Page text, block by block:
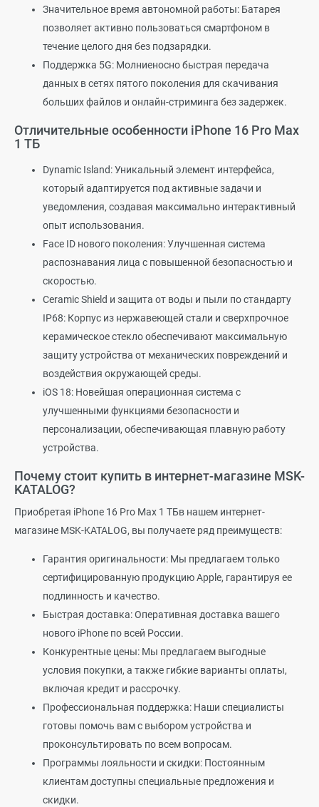
Значительное время автономной работы: Батарея
позволяет активно пользоваться смартфоном в
течение целого дня без подзарядки.
Поддержка 5G: Молниеносно быстрая передача
данных в сетях пятого поколения для скачивания
больших файлов и онлайн-стриминга без задержек.
Отличительные особенности iPhone 16 Pro Max
1 ТБ
Dynamic Island: Уникальный элемент интерфейса,
который адаптируется под активные задачи и
уведомления, создавая максимально интерактивный
опыт использования.
Face ID нового поколения: Улучшенная система
распознавания лица с повышенной безопасностью и
скоростью.
Ceramic Shield и защита от воды и пыли по стандарту
IP68: Корпус из нержавеющей стали и сверхпрочное
керамическое стекло обеспечивают максимальную
защиту устройства от механических повреждений и
воздействия окружающей среды.
iOS 18: Новейшая операционная система с
улучшенными функциями безопасности и
персонализации, обеспечивающая плавную работу
устройства.
Почему стоит купить в интернет-магазине MSK-
KATALOG?
Приобретая iPhone 16 Pro Max 1 ТБв нашем интернет-
магазине MSK-KATALOG, вы получаете ряд преимуществ:
Гарантия оригинальности: Мы предлагаем только
сертифицированную продукцию Apple, гарантируя ее
подлинность и качество.
Быстрая доставка: Оперативная доставка вашего
нового iPhone по всей России.
Конкурентные цены: Мы предлагаем выгодные
условия покупки, а также гибкие варианты оплаты,
включая кредит и рассрочку.
Профессиональная поддержка: Наши специалисты
готовы помочь вам с выбором устройства и
проконсультировать по всем вопросам.
Программы лояльности и скидки: Постоянным
клиентам доступны специальные предложения и
скидки.